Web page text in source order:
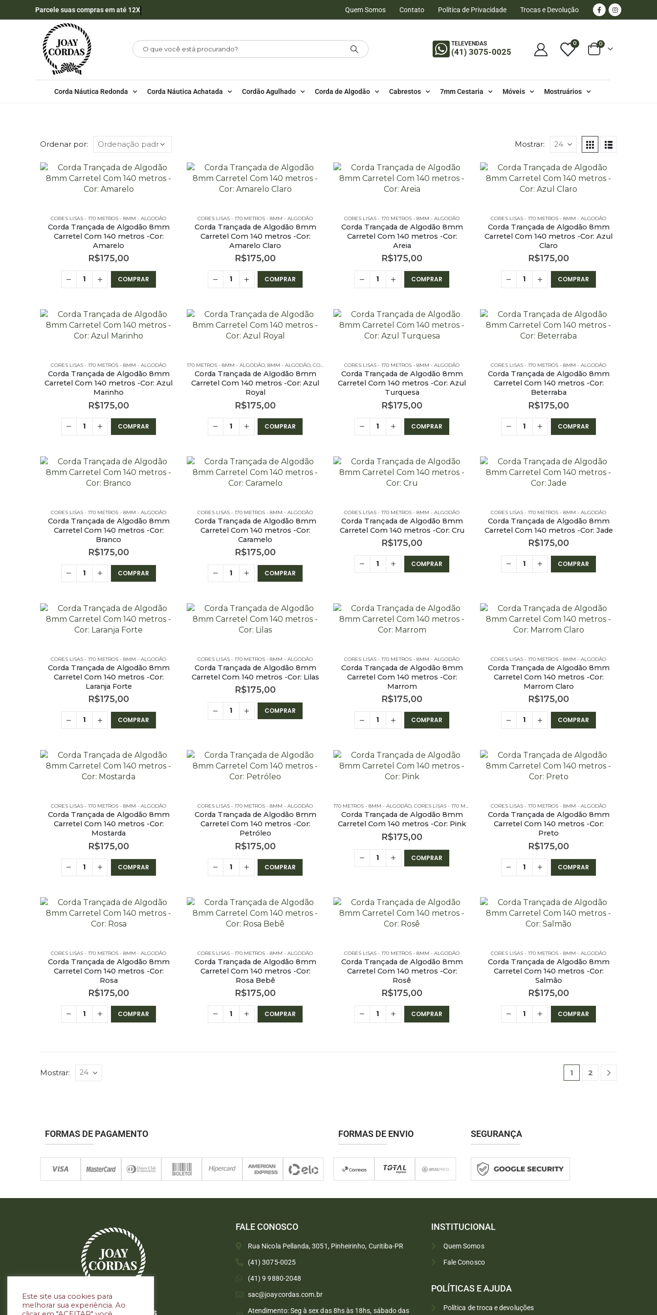
Parcele suas compras em até 12X Quem Somos Contato Política de Privacidade Trocas e Devolução
TELEVENDAS
(41) 3075-0025
0 0
Corda Náutica Redonda Corda Náutica Achatada Cordão Agulhado Corda de Algodão Cabrestos 7mm Cestaria Móveis Mostruários
Ordenar por: Mostrar:
CORES LISAS - 170 METROS - 8MM - ALGODÃO
Corda Trançada de Algodão 8mm
Carretel Com 140 metros -Cor:
Amarelo
R$175,00
COMPRAR
CORES LISAS - 170 METROS - 8MM - ALGODÃO
Corda Trançada de Algodão 8mm
Carretel Com 140 metros -Cor:
Amarelo Claro
R$175,00
COMPRAR
CORES LISAS - 170 METROS - 8MM - ALGODÃO
Corda Trançada de Algodão 8mm
Carretel Com 140 metros -Cor:
Areia
R$175,00
COMPRAR
CORES LISAS - 170 METROS - 8MM - ALGODÃO
Corda Trançada de Algodão 8mm
Carretel Com 140 metros -Cor: Azul
Claro
R$175,00
COMPRAR
CORES LISAS - 170 METROS - 8MM - ALGODÃO
Corda Trançada de Algodão 8mm
Carretel Com 140 metros -Cor: Azul
Marinho
R$175,00
COMPRAR
170 METROS - 8MM - ALGODÃO, 8MM - ALGODÃO, CORDA DE ALGODÃO ,CORES LISAS - 170 METROS - 8MM - ALGODÃO
Corda Trançada de Algodão 8mm
Carretel Com 140 metros -Cor: Azul
Royal
R$175,00
COMPRAR
CORES LISAS - 170 METROS - 8MM - ALGODÃO
Corda Trançada de Algodão 8mm
Carretel Com 140 metros -Cor: Azul
Turquesa
R$175,00
COMPRAR
CORES LISAS - 170 METROS - 8MM - ALGODÃO
Corda Trançada de Algodão 8mm
Carretel Com 140 metros -Cor:
Beterraba
R$175,00
COMPRAR
CORES LISAS - 170 METROS - 8MM - ALGODÃO
Corda Trançada de Algodão 8mm
Carretel Com 140 metros -Cor:
Branco
R$175,00
COMPRAR
CORES LISAS - 170 METROS - 8MM - ALGODÃO
Corda Trançada de Algodão 8mm
Carretel Com 140 metros -Cor:
Caramelo
R$175,00
COMPRAR
CORES LISAS - 170 METROS - 8MM - ALGODÃO
Corda Trançada de Algodão 8mm
Carretel Com 140 metros -Cor: Cru
R$175,00
COMPRAR
CORES LISAS - 170 METROS - 8MM - ALGODÃO
Corda Trançada de Algodão 8mm
Carretel Com 140 metros -Cor: Jade
R$175,00
COMPRAR
CORES LISAS - 170 METROS - 8MM - ALGODÃO
Corda Trançada de Algodão 8mm
Carretel Com 140 metros -Cor:
Laranja Forte
R$175,00
COMPRAR
CORES LISAS - 170 METROS - 8MM - ALGODÃO
Corda Trançada de Algodão 8mm
Carretel Com 140 metros -Cor: Lilas
R$175,00
COMPRAR
CORES LISAS - 170 METROS - 8MM - ALGODÃO
Corda Trançada de Algodão 8mm
Carretel Com 140 metros -Cor:
Marrom
R$175,00
COMPRAR
CORES LISAS - 170 METROS - 8MM - ALGODÃO
Corda Trançada de Algodão 8mm
Carretel Com 140 metros -Cor:
Marrom Claro
R$175,00
COMPRAR
CORES LISAS - 170 METROS - 8MM - ALGODÃO
Corda Trançada de Algodão 8mm
Carretel Com 140 metros -Cor:
Mostarda
R$175,00
COMPRAR
CORES LISAS - 170 METROS - 8MM - ALGODÃO
Corda Trançada de Algodão 8mm
Carretel Com 140 metros -Cor:
Petróleo
R$175,00
COMPRAR
170 METROS - 8MM - ALGODÃO, CORES LISAS - 170 METROS - 8MM - ALGODÃO
Corda Trançada de Algodão 8mm
Carretel Com 140 metros -Cor: Pink
R$175,00
COMPRAR
CORES LISAS - 170 METROS - 8MM - ALGODÃO
Corda Trançada de Algodão 8mm
Carretel Com 140 metros -Cor:
Preto
R$175,00
COMPRAR
CORES LISAS - 170 METROS - 8MM - ALGODÃO
Corda Trançada de Algodão 8mm
Carretel Com 140 metros -Cor:
Rosa
R$175,00
COMPRAR
CORES LISAS - 170 METROS - 8MM - ALGODÃO
Corda Trançada de Algodão 8mm
Carretel Com 140 metros -Cor:
Rosa Bebê
R$175,00
COMPRAR
CORES LISAS - 170 METROS - 8MM - ALGODÃO
Corda Trançada de Algodão 8mm
Carretel Com 140 metros -Cor:
Rosê
R$175,00
COMPRAR
CORES LISAS - 170 METROS - 8MM - ALGODÃO
Corda Trançada de Algodão 8mm
Carretel Com 140 metros -Cor:
Salmão
R$175,00
COMPRAR
Mostrar: 1 2
FORMAS DE PAGAMENTO FORMAS DE ENVIO SEGURANÇA
Siga nas redes sociais
FALE CONOSCO
Rua Nicola Pellanda, 3051, Pinheirinho, Curitiba-PR
(41) 3075-0025
(41) 9 9880-2048
sac@joaycordas.com.br
Atendimento: Seg à sex das 8hs às 18hs, sábado das
INSTITUCIONAL
Quem Somos
Fale Conosco
POLÍTICAS E AJUDA
Política de troca e devoluções
Este site usa cookies para
melhorar sua experiência. Ao